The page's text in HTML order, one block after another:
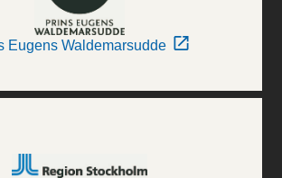
Eugens Waldemarsudde